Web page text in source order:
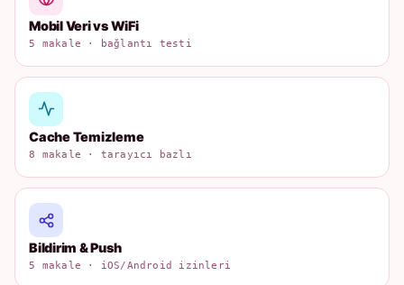
Mobil Veri vs WiFi
5 makale · bağlantı testi
Cache Temizleme
8 makale · tarayıcı bazlı
Bildirim & Push
5 makale · iOS/Android izinleri